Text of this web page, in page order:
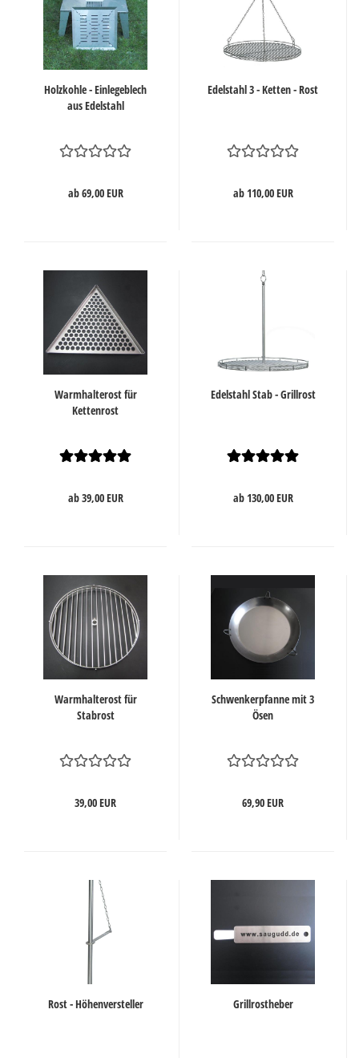
Holzkohle - Einlegeblech
aus Edelstahl
ab 69,00 EUR
Edelstahl 3 - Ketten - Rost
ab 110,00 EUR
Warmhalterost für
Kettenrost
ab 39,00 EUR
Edelstahl Stab - Grillrost
ab 130,00 EUR
Warmhalterost für
Stabrost
39,00 EUR
Schwenkerpfanne mit 3
Ösen
69,90 EUR
Rost - Höhenversteller Grillrostheber